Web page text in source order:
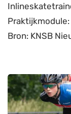
Bron: KNSB